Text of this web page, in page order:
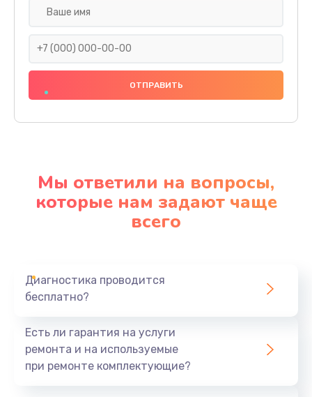
Замена разъема питания
600 руб.
Заказать
Ремонт мультиконтроллера
Замена кнопки включения
Заказать
Мы ответили на вопросы,
которые нам задают чаще
всего
Диагностика проводится
бесплатно?
Есть ли гарантия на услуги
ремонта и на используемые
при ремонте комплектующие?